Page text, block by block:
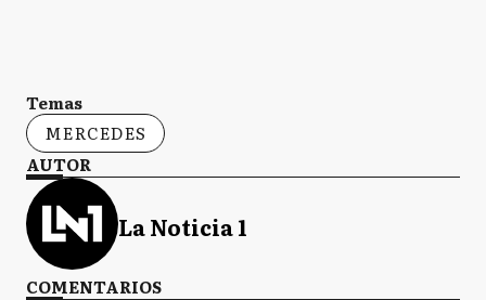
Temas
MERCEDES
AUTOR
La Noticia 1
COMENTARIOS